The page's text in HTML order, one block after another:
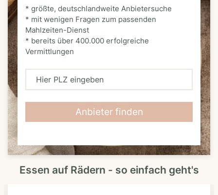
* größte, deutschlandweite Anbietersuche
* mit wenigen Fragen zum passenden
Mahlzeiten-Dienst
* bereits über 400.000 erfolgreiche
Vermittlungen
H
L
Z
Anbieter finden
Essen auf Rädern - so einfach geht's